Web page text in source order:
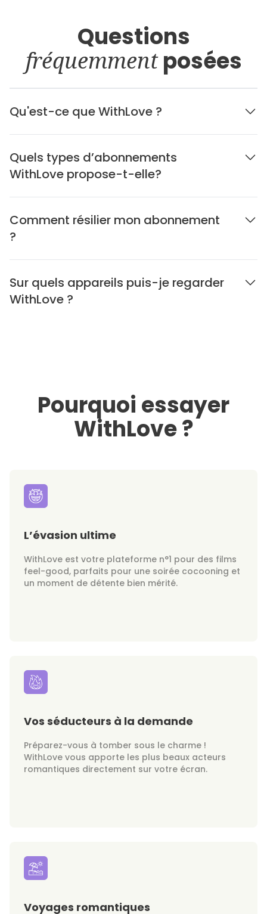
Questions
fréquemmentposées
Qu'est-ce que WithLove ?
Quels types d’abonnements
WithLove propose-t-elle?
Comment résilier mon abonnement
?
Sur quels appareils puis-je regarder
WithLove ?
Pourquoi essayer
WithLove ?
L’évasion ultime
WithLove est votre plateforme n°1 pour des films
feel-good, parfaits pour une soirée cocooning et
un moment de détente bien mérité.
Vos séducteurs à la demande
Préparez-vous à tomber sous le charme !
WithLove vous apporte les plus beaux acteurs
romantiques directement sur votre écran.
Voyages romantiques